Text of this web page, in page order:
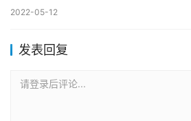
2022-05-12
发表回复
请登录后评论...